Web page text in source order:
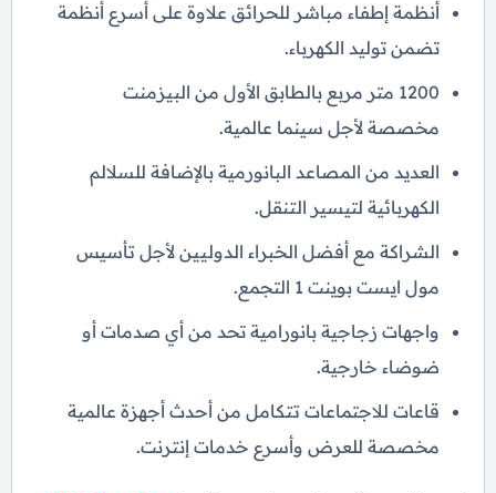
أنظمة إطفاء مباشر للحرائق علاوة على أسرع أنظمة
تضمن توليد الكهرباء.
1200 متر مربع بالطابق الأول من البيزمنت
مخصصة لأجل سينما عالمية.
العديد من المصاعد البانورمية بالإضافة للسلالم
الكهربائية لتيسير التنقل.
الشراكة مع أفضل الخبراء الدوليين لأجل تأسيس
مول ايست بوينت 1 التجمع.
واجهات زجاجية بانورامية تحد من أي صدمات أو
ضوضاء خارجية.
قاعات للاجتماعات تتكامل من أحدث أجهزة عالمية
مخصصة للعرض وأسرع خدمات إنترنت.